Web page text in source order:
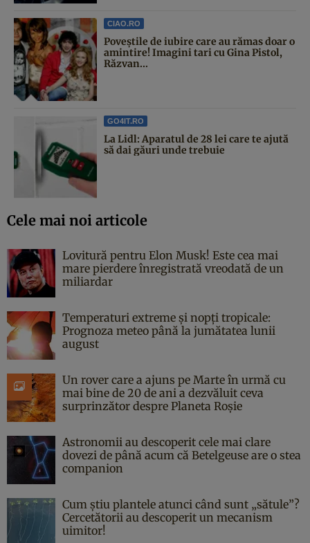
CIAO.RO
Poveştile de iubire care au rămas doar o
amintire! Imagini tari cu Gina Pistol,
Răzvan...
GO4IT.RO
La Lidl: Aparatul de 28 lei care te ajută
să dai găuri unde trebuie
Cele mai noi articole
Lovitură pentru Elon Musk! Este cea mai
mare pierdere înregistrată vreodată de un
miliardar
Temperaturi extreme și nopți tropicale:
Prognoza meteo până la jumătatea lunii
august
Un rover care a ajuns pe Marte în urmă cu
mai bine de 20 de ani a dezvăluit ceva
surprinzător despre Planeta Roșie
Astronomii au descoperit cele mai clare
dovezi de până acum că Betelgeuse are o stea
companion
Cum știu plantele atunci când sunt „sătule”?
Cercetătorii au descoperit un mecanism
uimitor!